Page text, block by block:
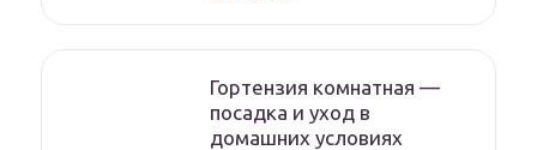
Гортензия комнатная —
посадка и уход в
домашних условиях